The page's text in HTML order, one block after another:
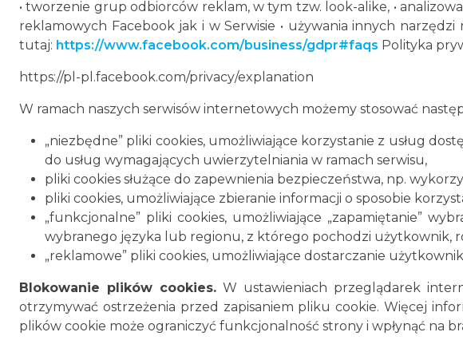
• tworzenie grup odbiorców reklam, w tym tzw. look-alike, •
reklamowych Facebook jak i w Serwisie • używania innych
tutaj: https://www.facebook.com/business/gdpr#faqs Polityka
https://pl-pl.facebook.com/privacy/explanation
W ramach naszych serwisów internetowych możemy stosować
„niezbędne” pliki cookies, umożliwiające korzystanie z usług
do usług wymagających uwierzytelniania w ramach serwisu,
pliki cookies służące do zapewnienia bezpieczeństwa, np.
pliki cookies, umożliwiające zbieranie informacji o sposobie
„funkcjonalne” pliki cookies, umożliwiające „zapamiętanie”
wybranego języka lub regionu, z którego pochodzi użytkownik,
„reklamowe” pliki cookies, umożliwiające dostarczanie
Blokowanie plików cookies. W ustawieniach przeglądarek
otrzymywać ostrzeżenia przed zapisaniem pliku cookie. Więcej
plików cookie może ograniczyć funkcjonalność strony i wpłynąć na